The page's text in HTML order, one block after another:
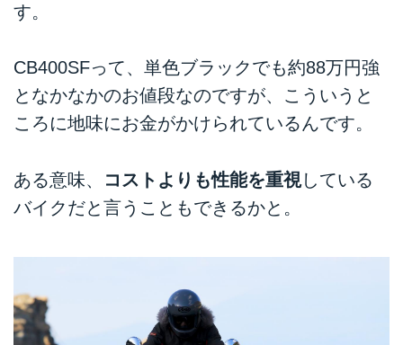
す。
CB400SFって、単色ブラックでも約88万円強
となかなかのお値段なのですが、こういうと
ころに地味にお金がかけられているんです。
ある意味、 コストよりも性能を重視している
バイクだと言うこともできるかと。